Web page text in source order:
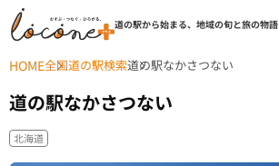
道の駅から始まる、地域の旬と旅の物語
HOME全国道の駅検索道の駅なかさつない
道の駅なかさつない
北海道